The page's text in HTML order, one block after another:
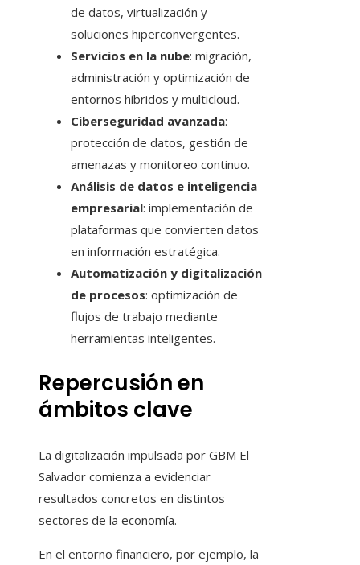
de datos, virtualización y
soluciones hiperconvergentes.
Servicios en la nube: migración,
administración y optimización de
entornos híbridos y multicloud.
Ciberseguridad avanzada:
protección de datos, gestión de
amenazas y monitoreo continuo.
Análisis de datos e inteligencia
empresarial: implementación de
plataformas que convierten datos
en información estratégica.
Automatización y digitalización
de procesos: optimización de
flujos de trabajo mediante
herramientas inteligentes.
Repercusión en
ámbitos clave
La digitalización impulsada por GBM El
Salvador comienza a evidenciar
resultados concretos en distintos
sectores de la economía.
En el entorno financiero, por ejemplo, la